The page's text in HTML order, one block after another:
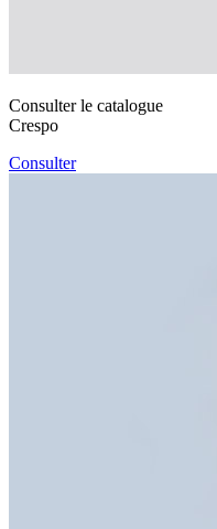
Consulter le catalogue
Crespo
Consulter